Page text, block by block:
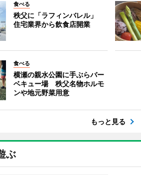
食べる
秩父に「ラフィンバレル」
住宅業界から飲食店開業
食べる
横瀬の親水公園に手ぶらバー
ベキュー場 秩父名物ホルモ
ンや地元野菜用意
もっと見る
ぶ